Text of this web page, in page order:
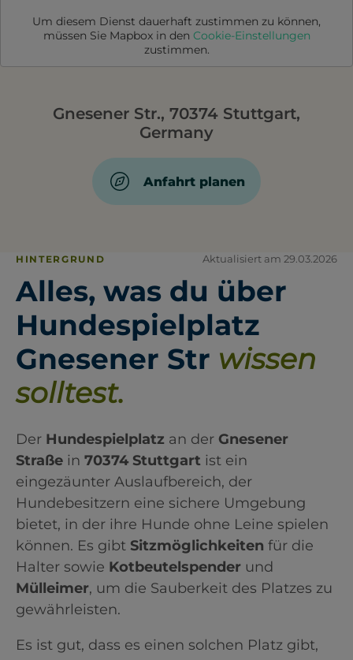
Um diesem Dienst dauerhaft zustimmen zu können,
müssen Sie Mapboxin den Cookie-Einstellungen
zustimmen.
Gnesener Str., 70374 Stuttgart,
Germany
Anfahrt planen
HINTERGRUND Aktualisiert am 29.03.2026
Alles, was du über
Hundespielplatz
Gnesener Str wissen
solltest.
Der Hundespielplatz an der Gnesener
Straße in 70374 Stuttgart ist ein
eingezäunter Auslaufbereich, der
Hundebesitzern eine sichere Umgebung
bietet, in der ihre Hunde ohne Leine spielen
können. Es gibt Sitzmöglichkeiten für die
Halter sowie Kotbeutelspender und
Mülleimer, um die Sauberkeit des Platzes zu
gewährleisten.
Es ist gut, dass es einen solchen Platz gibt,